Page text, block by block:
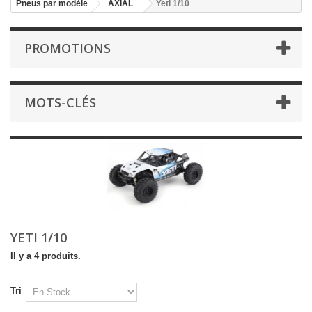
Pneus par modèle AXIAL Yeti 1/10
PROMOTIONS
MOTS-CLÉS
YETI 1/10
Il y a 4 produits.
Tri